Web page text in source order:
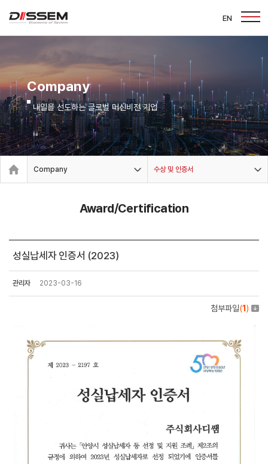
EN
Company
내일을 선도하는 글로벌 머신비전 기업
Company 수상 및 인증서
Award/Certification
성실납세자 인증서 (2023)
관리자 2023-03-16
첨부파일(1 )